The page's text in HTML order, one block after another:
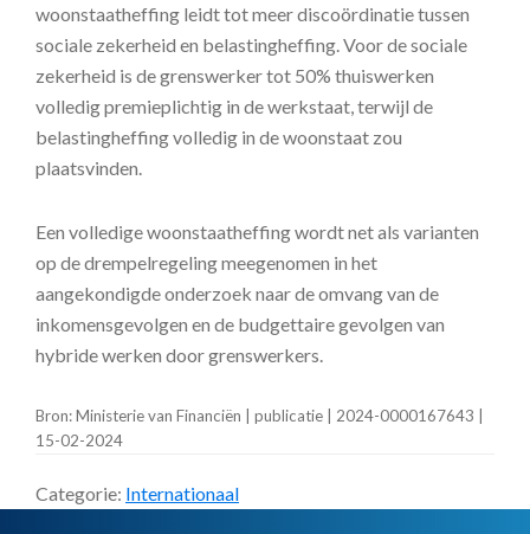
woonstaatheffing leidt tot meer discoördinatie tussen
sociale zekerheid en belastingheffing. Voor de sociale
zekerheid is de grenswerker tot 50% thuiswerken
volledig premieplichtig in de werkstaat, terwijl de
belastingheffing volledig in de woonstaat zou
plaatsvinden.
Een volledige woonstaatheffing wordt net als varianten
op de drempelregeling meegenomen in het
aangekondigde onderzoek naar de omvang van de
inkomensgevolgen en de budgettaire gevolgen van
hybride werken door grenswerkers.
Bron: Ministerie van Financiën | publicatie | 2024-0000167643 |
15-02-2024
Categorie: Internationaal